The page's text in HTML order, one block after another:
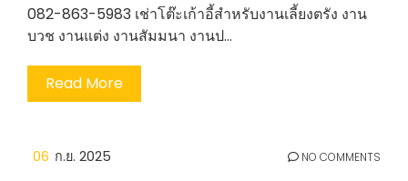
082-863-5983 เช่าโต๊ะเก้าอี้สำหรับงานเลี้ยงตรัง งาน
บวช งานแต่ง งานสัมมนา งานป…
Read More
06 ก.ย. 2025 NO COMMENTS